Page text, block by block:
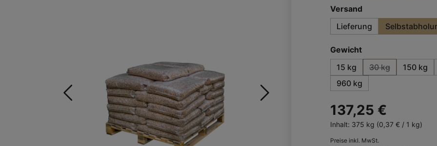
Versand
Lieferung
Gewichtauswählen
15 kg
30 kg
(Diese Option ist
150 kg
960 kg
137,25 €
Inhalt: 375 kg (0,37 € / 1 kg)
Preise inkl. MwSt.